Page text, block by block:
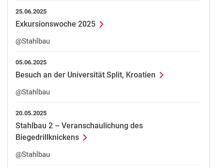
25.06.2025
Exkursionswoche 2025
@Stahlbau
05.06.2025
Besuch an der Universität Split, Kroatien
@Stahlbau
20.05.2025
Stahlbau 2 – Veranschaulichung des
Biegedrillknickens
@Stahlbau